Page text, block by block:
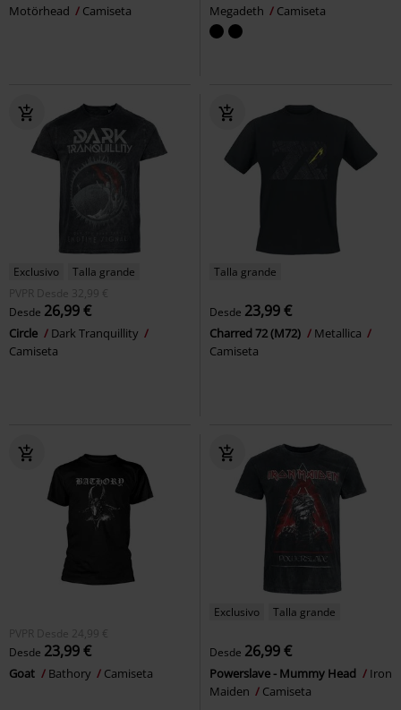
Motörhead
Camiseta
Megadeth
Camiseta
Exclusivo
Talla grande
PVPR
Desde 32,99 €
Desde 26,99 €
Circle
Dark Tranquillity
Camiseta
Talla grande
Desde 23,99 €
Charred 72 (M72)
Metallica
Camiseta
PVPR Desde 24,99 €
Desde 23,99 €
Goat Bathory Camiseta
Exclusivo Talla grande
Desde 26,99 €
Powerslave - Mummy Head
Iron
Maiden
Camiseta